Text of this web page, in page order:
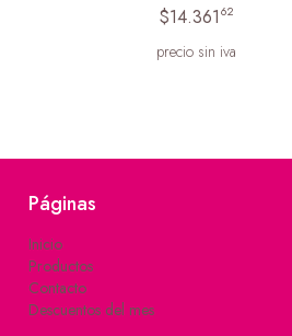
$14.361 62
precio sin iva
Páginas
Inicio
Productos
Contacto
Descuentos del mes